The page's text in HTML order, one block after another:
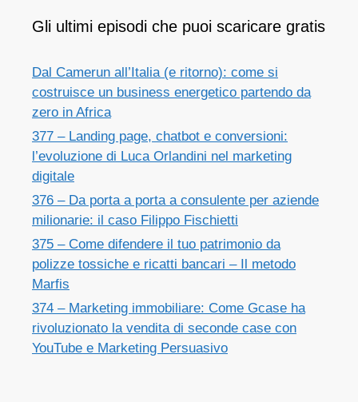
Gli ultimi episodi che puoi scaricare gratis
Dal Camerun all’Italia (e ritorno): come si
costruisce un business energetico partendo da
zero in Africa
377 – Landing page, chatbot e conversioni:
l’evoluzione di Luca Orlandini nel marketing
digitale
376 – Da porta a porta a consulente per aziende
milionarie: il caso Filippo Fischietti
375 – Come difendere il tuo patrimonio da
polizze tossiche e ricatti bancari – Il metodo
Marfis
374 – Marketing immobiliare: Come Gcase ha
rivoluzionato la vendita di seconde case con
YouTube e Marketing Persuasivo